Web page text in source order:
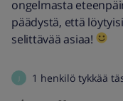
ongelmasta
päädystä, että
selittävää asiaa!
1 henkilö tykkää